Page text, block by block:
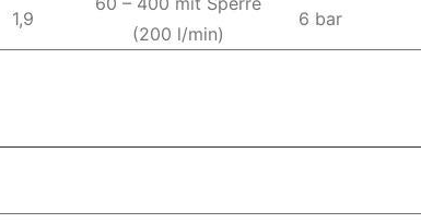
1,9
(200 l/min)
6 bar